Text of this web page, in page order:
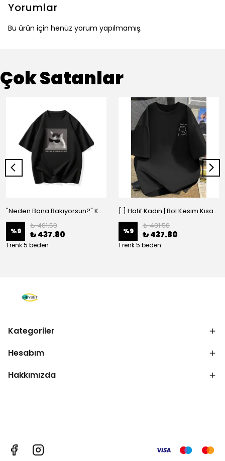
Yorumlar
Bu ürün için henüz yorum yapılmamış.
Çok Satanlar
"Neden Bana Bakıyorsun?" Komik Kedi Grafik Tişört - Dijital Baskılı Siyah Bol - Siyah
%9
₺ 481.58
₺ 437.80
1 renk 5 beden
[ ] Hafif Kadın | Bol Kesim Kısa Kollu Yuvarlak Yaka Eğlenceli Karikatür Ayı ve - Siyah
%9
₺ 481.58
₺ 437.80
1 renk 5 beden
Kategoriler
Hesabım
Hakkımızda